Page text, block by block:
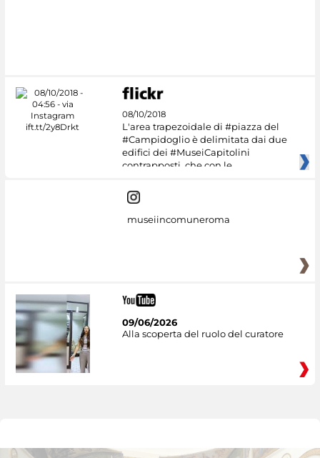
08/10/2018
L'area trapezoidale di #piazza del
#Campidoglio è delimitata dai due
edifici dei #MuseiCapitolini
contrapposti, che con le
museiincomuneroma
09/06/2026
Alla scoperta del ruolo del curatore